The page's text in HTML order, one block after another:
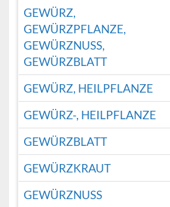
GEWÜRZ,
GEWÜRZPFLANZE,
GEWÜRZNUSS,
GEWÜRZBLATT
GEWÜRZ, HEILPFLANZE
GEWÜRZ-, HEILPFLANZE
GEWÜRZBLATT
GEWÜRZKRAUT
GEWÜRZNUSS